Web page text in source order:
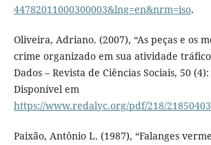
44782011000300003&lng=en&nrm=iso.
Oliveira, Adriano. (2007), “As peças e os
crime organizado em sua atividade
Dados – Revista de Ciências Sociais, 50
Disponível em
https://www.redalyc.org/pdf/218/
Paixão, Antônio L. (1987), “Falanges